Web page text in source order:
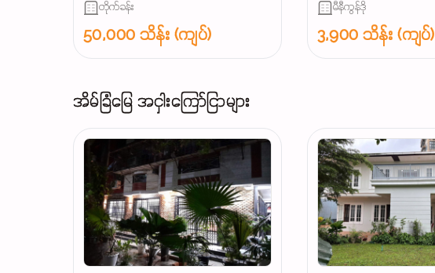
အထည်အလိပ်၊အိတ်ဆိုင်၊လျှပ်စစ်
ပစ္စည်း)လက်လီလက်ကားလုပ်ငန်း
တိုက်ခန်း
50,000 သိန်း (ကျပ်)
မီနီကွန်ဒို
3,900 သိန်း (ကျပ်)
အိမ်ခြံမြေ အငှါးကြော်ငြာများ